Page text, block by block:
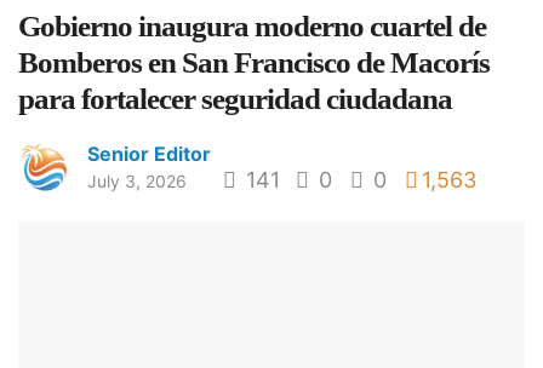
Gobierno inaugura moderno cuartel de
Bomberos en San Francisco de Macorís
para fortalecer seguridad ciudadana
Senior Editor
July 3, 2026 141 0 0 1,563